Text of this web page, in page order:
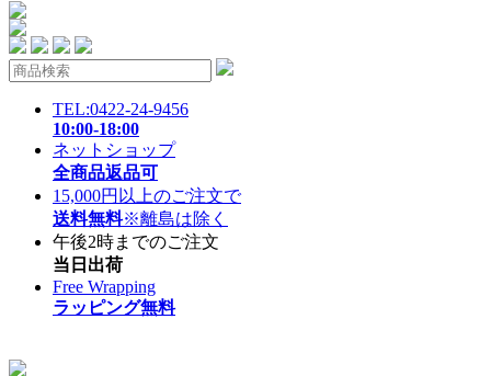
TEL:0422-24-9456
10:00-18:00
ネットショップ
全商品返品可
15,000円以上のご注文で
送料無料※離島は除く
午後2時までのご注文
当日出荷
Free Wrapping
ラッピング無料